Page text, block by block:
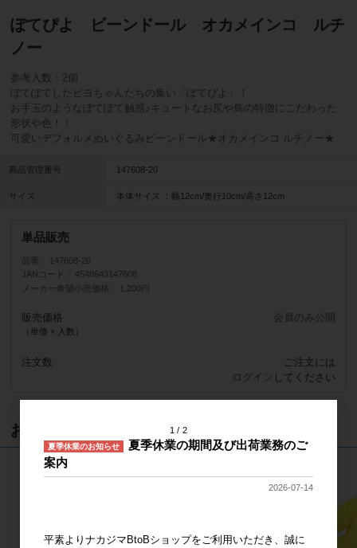
ぽてぴよ ビーンドール オカメインコ ルチ
ノー
参考入数：2個
ぽてぽてしたピヨちゃんたちの集い「ぽてぴよ」！
お手玉のようなぽてぽて触感♪キュートなお尻や鳥の特徴にこだわった
形状や色！！
可愛いデフォルメぬいぐるみビーンドール★オカメインコ ルチノー★
商品管理番号 147608-20
サイズ 本体サイズ ：幅12cm/奥行10cm/高さ12cm
単品販売
品番
147608-20
JANコード
4548643147608
メーカー希望小売価格
1,200円
販売価格
（単価 × 入数）
会員のみ公開
注文数
ご注文には
ログイン してください
おすすめ商品 1 2
夏季休業のお知らせ
夏季休業の期間及び出荷業務のご
案内
2026-07-14
平素よりナカジマBtoBショップをご利用いただき、誠に